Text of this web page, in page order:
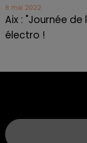
8 mai 2022
Aix : "Journée de
électro !